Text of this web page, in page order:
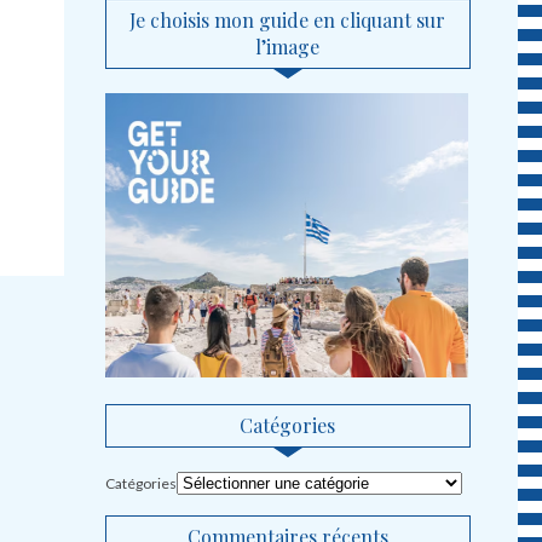
Je choisis mon guide en cliquant sur
l’image
Catégories
Catégories
Commentaires récents